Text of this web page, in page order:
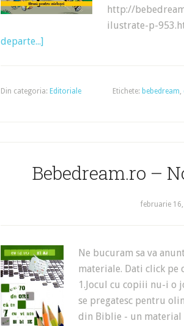
http://
ilustrate-p-
departe...]
Din categoria: Editoriale Etichete: bebedream,
Bebedream.ro –
februarie
Ne bucuram sa va
materiale. Dati click pe
1.Jocul cu copiii nu-i o
se pregatesc pentru
din Biblie - un material